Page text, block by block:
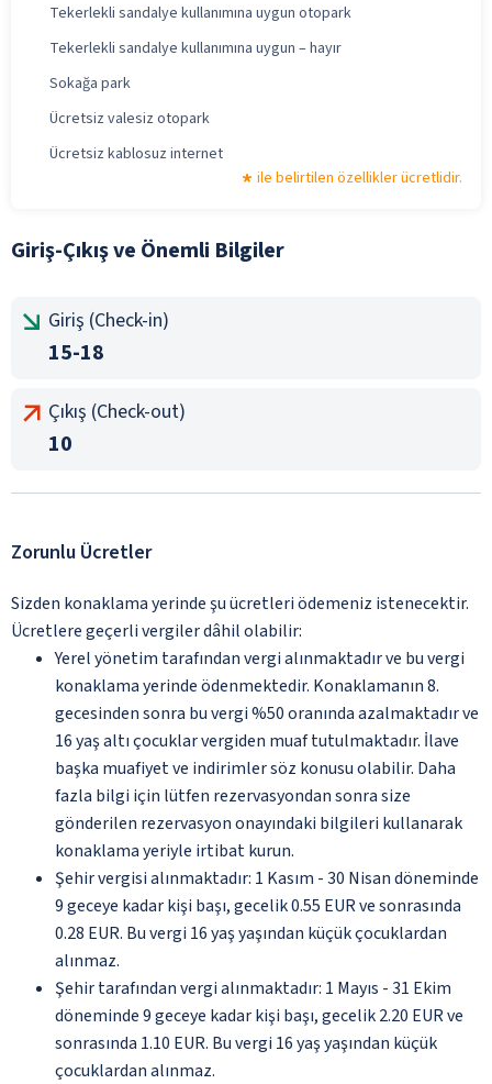
Tekerlekli sandalye kullanımına uygun otopark
Tekerlekli sandalye kullanımına uygun – hayır
Sokağa park
Ücretsiz valesiz otopark
Ücretsiz kablosuz internet
ile belirtilen özellikler ücretlidir.
Giriş-Çıkış ve Önemli Bilgiler
Giriş (Check-in)
15-18
Çıkış (Check-out)
10
Zorunlu Ücretler
Sizden konaklama yerinde şu ücretleri ödemeniz istenecektir.
Ücretlere geçerli vergiler dâhil olabilir:
Yerel yönetim tarafından vergi alınmaktadır ve bu vergi
konaklama yerinde ödenmektedir. Konaklamanın 8.
gecesinden sonra bu vergi %50 oranında azalmaktadır ve
16 yaş altı çocuklar vergiden muaf tutulmaktadır. İlave
başka muafiyet ve indirimler söz konusu olabilir. Daha
fazla bilgi için lütfen rezervasyondan sonra size
gönderilen rezervasyon onayındaki bilgileri kullanarak
konaklama yeriyle irtibat kurun.
Şehir vergisi alınmaktadır: 1 Kasım - 30 Nisan döneminde
9 geceye kadar kişi başı, gecelik 0.55 EUR ve sonrasında
0.28 EUR. Bu vergi 16 yaş yaşından küçük çocuklardan
alınmaz.
Şehir tarafından vergi alınmaktadır: 1 Mayıs - 31 Ekim
döneminde 9 geceye kadar kişi başı, gecelik 2.20 EUR ve
sonrasında 1.10 EUR. Bu vergi 16 yaş yaşından küçük
çocuklardan alınmaz.